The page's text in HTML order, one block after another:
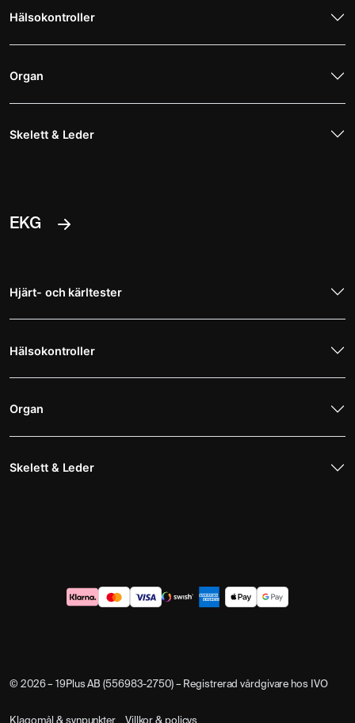
Hälsokontroller
Organ
Skelett & Leder
EKG
Hjärt- och kärltester
Hälsokontroller
Organ
Skelett & Leder
© 2026 – 19Plus AB (556983-2750) – Registrerad vårdgivare hos IVO